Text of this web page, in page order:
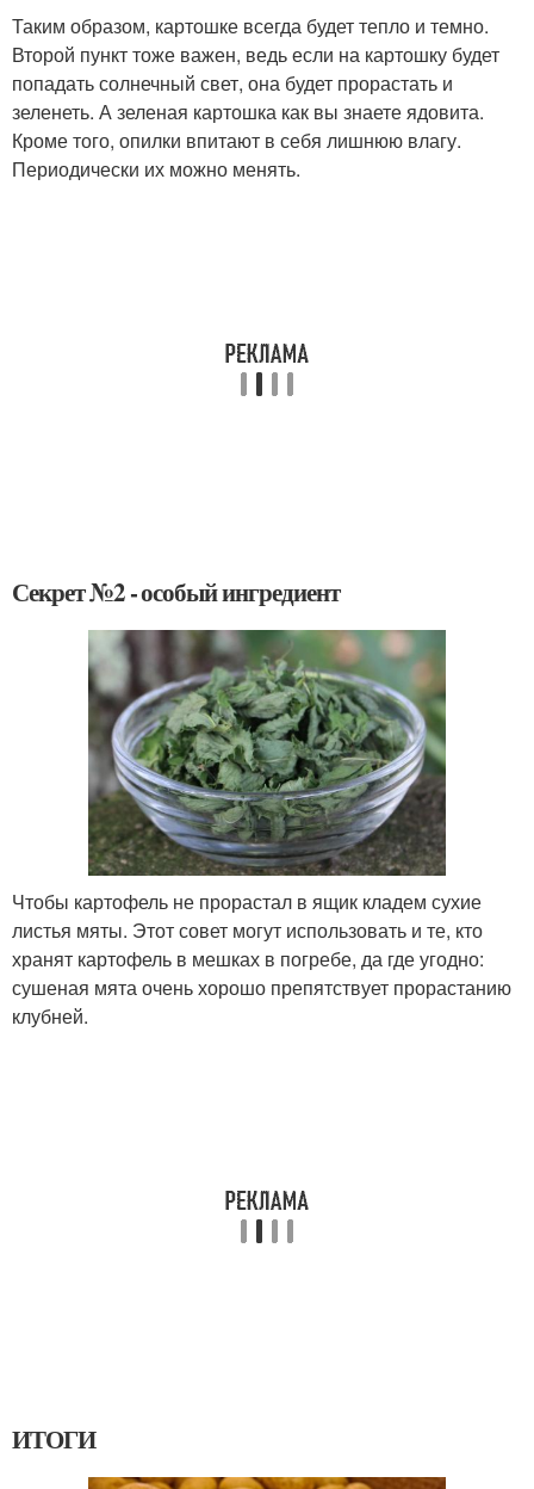
Таким образом, картошке всегда будет тепло и темно.
Второй пункт тоже важен, ведь если на картошку будет
попадать солнечный свет, она будет прорастать и
зеленеть. А зеленая картошка как вы знаете ядовита.
Кроме того, опилки впитают в себя лишнюю влагу.
Периодически их можно менять.
Секрет №2 - особый ингредиент
Чтобы картофель не прорастал в ящик кладем сухие
листья мяты. Этот совет могут использовать и те, кто
хранят картофель в мешках в погребе, да где угодно:
сушеная мята очень хорошо препятствует прорастанию
клубней.
ИТОГИ